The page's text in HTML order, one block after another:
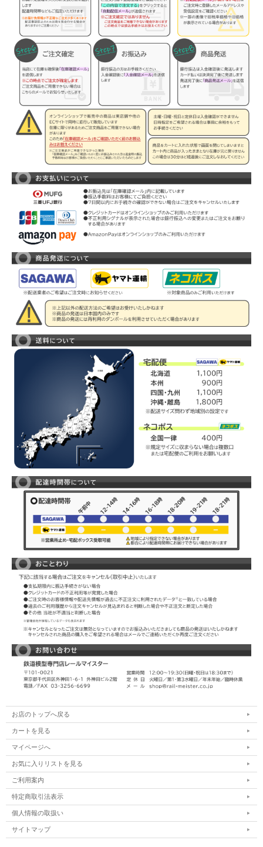
お店のトップへ戻る
カートを見る
マイページへ
お気に入りリストを見る
ご利用案内
特定商取引法表示
個人情報の取扱い
サイトマップ